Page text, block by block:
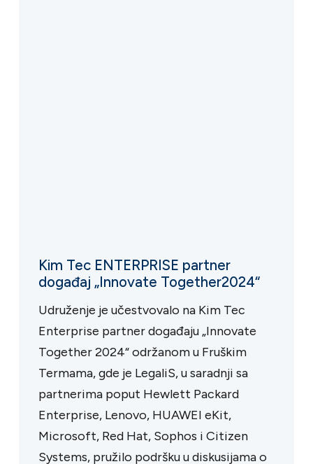
Kim Tec ENTERPRISE partner
događaj „Innovate Together2024“
Udruženje je učestvovalo na Kim Tec
Enterprise partner događaju „Innovate
Together 2024“ održanom u Fruškim
Termama, gde je LegaliS, u saradnji sa
partnerima poput Hewlett Packard
Enterprise, Lenovo, HUAWEI eKit,
Microsoft, Red Hat, Sophos i Citizen
Systems, pružilo podršku u diskusijama o